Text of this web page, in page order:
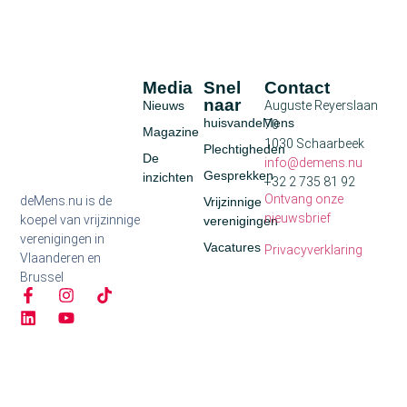
deMens.nu is de
koepel van vrijzinnige
verenigingen in
Vlaanderen en
Brussel
Snel
naar
huisvandeMens
Plechtigheden
Gesprekken
Vrijzinnige
verenigingen
Vacatures
Media
Nieuws
Magazine
De
inzichten
Contact
Auguste Reyerslaan
70
1030 Schaarbeek
info@demens.nu
+32 2 735 81 92
Ontvang onze
nieuwsbrief
Privacyverklaring